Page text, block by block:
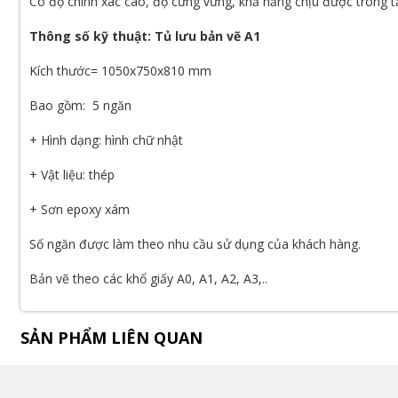
Thông số kỹ thuật: Tủ lưu bản vẽ A1
Kích thước= 1050x750x810 mm
Bao gồm: 5 ngăn
+ Hình dạng: hình chữ nhật
+ Vật liệu: thép
+ Sơn epoxy xám
Số ngăn được làm theo nhu cầu sử dụng của khách hàng.
Bản vẽ theo các khổ giấy A0, A1, A2, A3,..
SẢN PHẨM LIÊN QUAN